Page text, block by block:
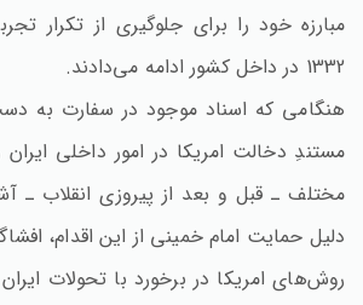
1332 در داخل کشور ادامه می‌دادند.
هنگامی که اسناد موجود در سفارت به
مستندِ دخالت امریکا در امور داخلی
مختلف ـ قبل و بعد از پیروزی انقلاب ـ
دلیل حمایت امام خمینی از این اقدام‌،
روش‌های امریکا در برخورد با تحولات